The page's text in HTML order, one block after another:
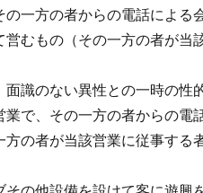
一方の者からの電話による
むもの（その一方の者が当
識のない異性との一時の性
で、その一方の者からの電
の者が当該営業に従事する